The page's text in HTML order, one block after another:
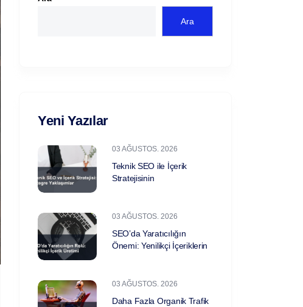
Ara
Yeni Yazılar
03 AĞUSTOS. 2026
Teknik SEO ile İçerik
Stratejisinin
03 AĞUSTOS. 2026
SEO’da Yaratıcılığın
Önemi: Yenilikçi İçeriklerin
03 AĞUSTOS. 2026
Daha Fazla Organik Trafik